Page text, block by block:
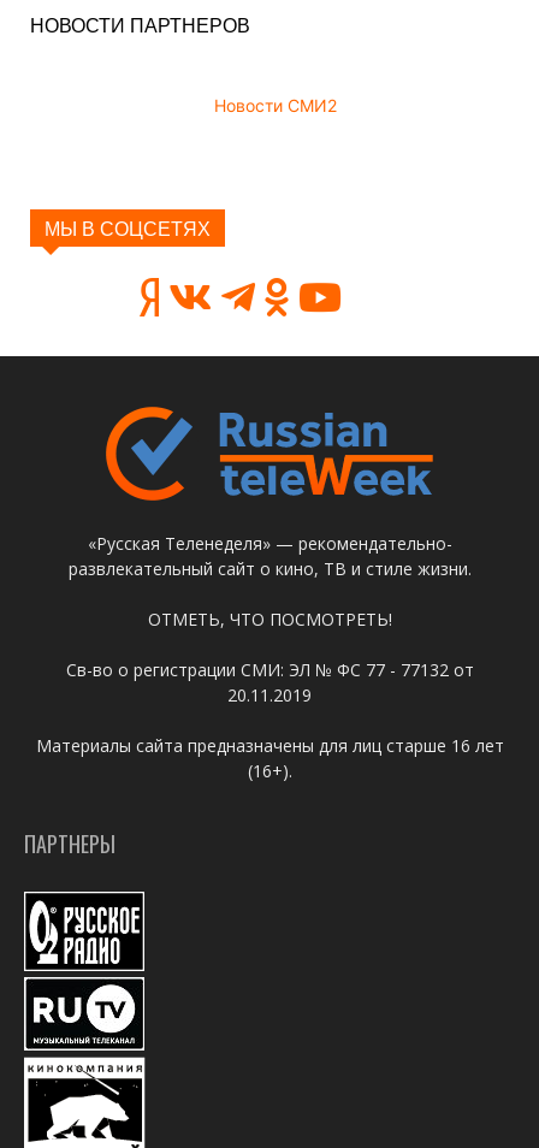
НОВОСТИ ПАРТНЕРОВ
Новости СМИ2
МЫ В СОЦСЕТЯХ
«Русская Теленеделя» — рекомендательно-
развлекательный сайт о кино, ТВ и стиле жизни.
ОТМЕТЬ, ЧТО ПОСМОТРЕТЬ!
Св-во о регистрации СМИ: ЭЛ № ФС 77 - 77132 от
20.11.2019
Материалы сайта предназначены для лиц старше 16 лет
(16+).
ПАРТНЕРЫ